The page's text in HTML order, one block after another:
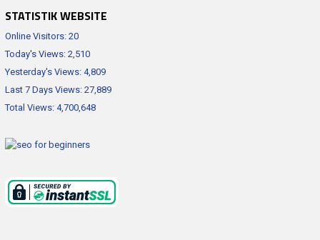
STATISTIK WEBSITE
Online Visitors: 20
Today's Views: 2,510
Yesterday's Views: 4,809
Last 7 Days Views: 27,889
Total Views: 4,700,648